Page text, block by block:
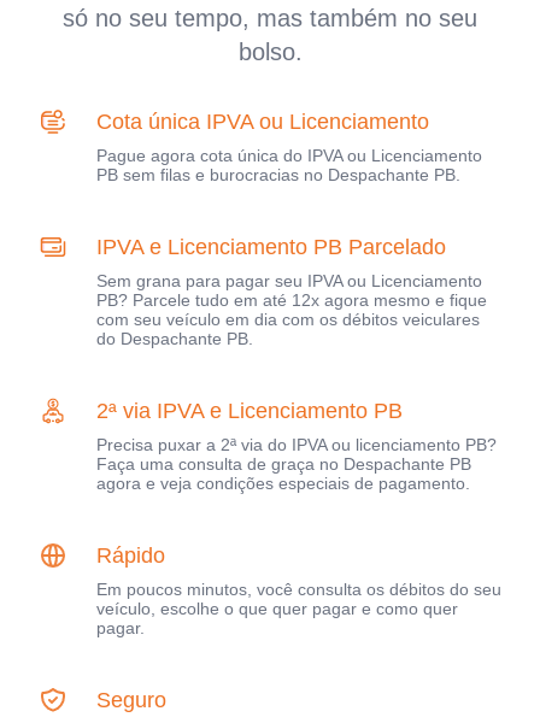
só no seu tempo, mas também no seu
bolso.
Cota única IPVA ou Licenciamento
Pague agora cota única do IPVA ou Licenciamento
PB sem filas e burocracias no Despachante PB.
IPVA e Licenciamento PB Parcelado
Sem grana para pagar seu IPVA ou Licenciamento
PB? Parcele tudo em até 12x agora mesmo e fique
com seu veículo em dia com os débitos veiculares
do Despachante PB.
2ª via IPVA e Licenciamento PB
Precisa puxar a 2ª via do IPVA ou licenciamento PB?
Faça uma consulta de graça no Despachante PB
agora e veja condições especiais de pagamento.
Rápido
Em poucos minutos, você consulta os débitos do seu
veículo, escolhe o que quer pagar e como quer
pagar.
Seguro